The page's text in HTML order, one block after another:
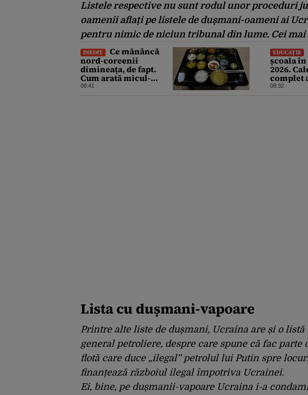
Listele respective nu sunt rodul unor proceduri
oamenii aflați pe listele de dușmani-oameni ai
pentru nimic de niciun tribunal din lume. Cei
INEDIT
Ce mănâncă
nord-coreenii
dimineața, de fapt.
Cum arată micul-
dejun al cetățeanului
08:41
EDUCAȚIE
școala
2026.
complet
școlar
08:32
Lista cu dușmani-vapoare
Printre alte liste de dușmani, Ucraina are și o
general petroliere, despre care spune că fac parte
flotă care duce „ilegal” petrolul lui Putin spre
finanțează războiul ilegal împotriva Ucrainei.
Ei, bine, pe dușmanii-vapoare Ucraina i-a